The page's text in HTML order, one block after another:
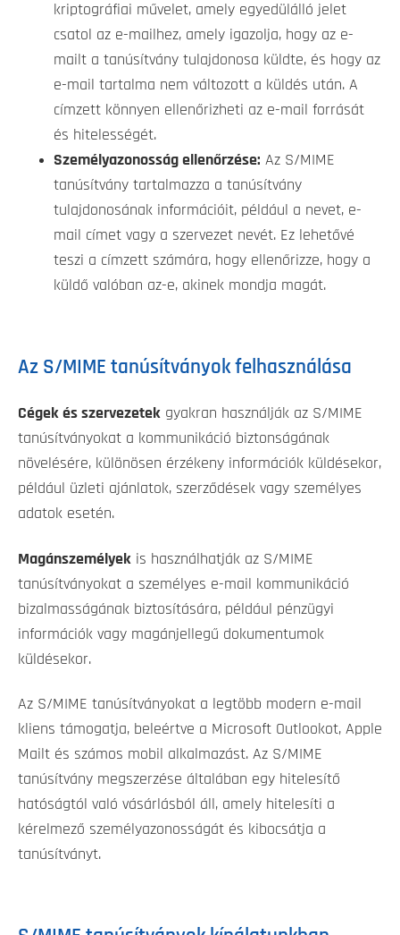
kriptográfiai művelet, amely egyedülálló jelet
csatol az e-mailhez, amely igazolja, hogy az e-
mailt a tanúsítvány tulajdonosa küldte, és hogy az
e-mail tartalma nem változott a küldés után. A
címzett könnyen ellenőrizheti az e-mail forrását
és hitelességét.
Személyazonosság ellenőrzése: Az S/MIME
tanúsítvány tartalmazza a tanúsítvány
tulajdonosának információit, például a nevet, e-
mail címet vagy a szervezet nevét. Ez lehetővé
teszi a címzett számára, hogy ellenőrizze, hogy a
küldő valóban az-e, akinek mondja magát.
Az S/MIME tanúsítványok felhasználása
Cégek és szervezetek gyakran használják az S/MIME
tanúsítványokat a kommunikáció biztonságának
növelésére, különösen érzékeny információk küldésekor,
például üzleti ajánlatok, szerződések vagy személyes
adatok esetén.
Magánszemélyek is használhatják az S/MIME
tanúsítványokat a személyes e-mail kommunikáció
bizalmasságának biztosítására, például pénzügyi
információk vagy magánjellegű dokumentumok
küldésekor.
Az S/MIME tanúsítványokat a legtöbb modern e-mail
kliens támogatja, beleértve a Microsoft Outlookot, Apple
Mailt és számos mobil alkalmazást. Az S/MIME
tanúsítvány megszerzése általában egy hitelesítő
hatóságtól való vásárlásból áll, amely hitelesíti a
kérelmező személyazonosságát és kibocsátja a
tanúsítványt.